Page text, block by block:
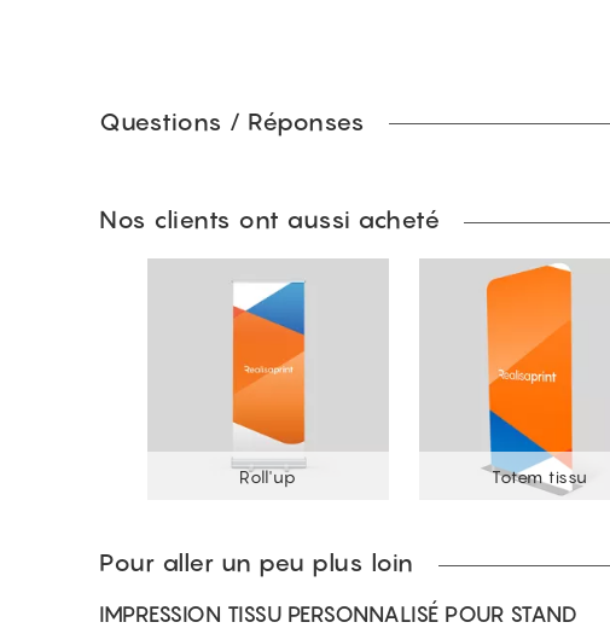
Questions / Réponses
Nos clients ont aussi acheté
Roll'up Totem tissu
Pour aller un peu plus loin
IMPRESSION TISSU PERSONNALISÉ POUR STAND